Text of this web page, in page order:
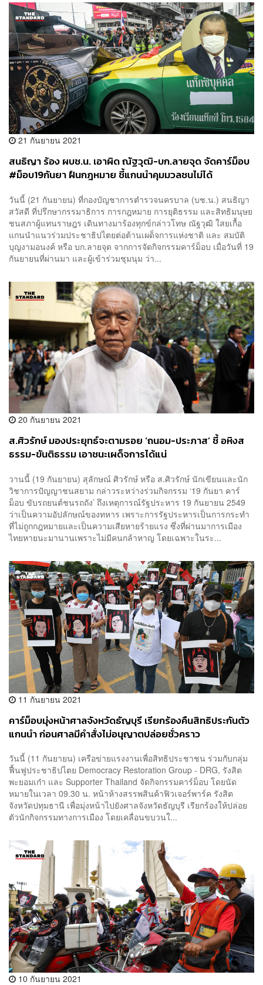
21 กันยายน 2021
สนธิญา ร้อง ผบช.น. เอาผิด ณัฐวุฒิ-บก.ลายจุด จัดคาร์ม็อบ
#ม็อบ19กันยา ฝืนกฎหมาย ชี้แกนนำคุมมวลชนไม่ได้
วันนี้ (21 กันยายน) ที่กองบัญชาการตำรวจนครบาล (บช.น.) สนธิญา
สวัสดี ที่ปรึกษากรรมาธิการ การกฎหมาย การยุติธรรม และสิทธิมนุษย
ชนสภาผู้แทนราษฎร เดินทางมาร้องทุกข์กล่าวโทษ ณัฐวุฒิ ใสยเกื้อ
แกนนำแนวร่วมประชาธิปไตยต่อต้านเผด็จการแห่งชาติ และ สมบัติ
บุญงามอนงค์ หรือ บก.ลายจุด จากการจัดกิจกรรมคาร์ม็อบ เมื่อวันที่ 19
กันยายนที่ผ่านมา และผู้เข้าร่วมชุมนุม ว่า...
20 กันยายน 2021
ส.ศิวรักษ์ มองประยุทธ์จะตามรอย ‘ถนอม-ประภาส’ ชี้ อหิงส
ธรรม-ขันติธรรม เอาชนะเผด็จการได้แน่
วานนี้ (19 กันยายน) สุลักษณ์ ศิวรักษ์ หรือ ส.ศิวรักษ์ นักเขียนและนัก
วิชาการปัญญาชนสยาม กล่าวระหว่างร่วมกิจกรรม ‘19 กันยา คาร์
ม็อบ ขับรถยนต์ชนรถถัง’ ถึงเหตุการณ์รัฐประหาร 19 กันยายน 2549
ว่าเป็นความอัปลักษณ์ของทหาร เพราะการรัฐประหารเป็นการกระทำ
ที่ไม่ถูกกฎหมายและเป็นความเสียหายร้ายแรง ซึ่งที่ผ่านมาการเมือง
ไทยหายนะมานานเพราะไม่มีคนกล้าหาญ โดยเฉพาะในระ...
11 กันยายน 2021
คาร์ม็อบมุ่งหน้าศาลจังหวัดธัญบุรี เรียกร้องคืนสิทธิประกันตัว
แกนนำ ก่อนศาลมีคำสั่งไม่อนุญาตปล่อยชั่วคราว
วันนี้ (11 กันยายน) เครือข่ายแรงงานเพื่อสิทธิประชาชน ร่วมกับกลุ่ม
ฟื้นฟูประชาธิปไตย Democracy Restoration Group - DRG, รังสิต
พะยอมเก๋า และ Supporter Thailand จัดกิจกรรมคาร์ม็อบ โดยนัด
หมายในเวลา 09.30 น. หน้าห้างสรรพสินค้าฟิวเจอร์พาร์ค รังสิต
จังหวัดปทุมธานี เพื่อมุ่งหน้าไปยังศาลจังหวัดธัญบุรี เรียกร้องให้ปล่อย
ตัวนักกิจกรรมทางการเมือง โดยเคลื่อนขบวนใ...
10 กันยายน 2021